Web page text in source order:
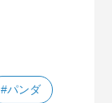
#パンダ